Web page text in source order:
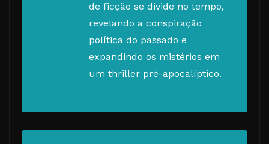
de ficção se divide no tempo,
revelando a conspiração
política do passado e
expandindo os mistérios em
um thriller pré-apocalíptico.